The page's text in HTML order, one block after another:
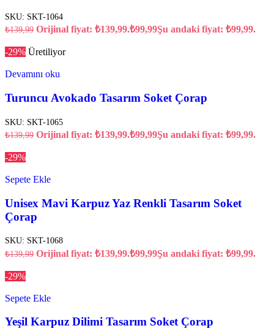
SKU: SKT-1064
₺139,99 Orijinal fiyat: ₺139,99.₺99,99Şu andaki fiyat: ₺99,99.
-29% Üretiliyor
Devamını oku
Turuncu Avokado Tasarım Soket Çorap
SKU: SKT-1065
₺139,99 Orijinal fiyat: ₺139,99.₺99,99Şu andaki fiyat: ₺99,99.
-29%
Sepete Ekle
Unisex Mavi Karpuz Yaz Renkli Tasarım Soket
Çorap
SKU: SKT-1068
₺139,99 Orijinal fiyat: ₺139,99.₺99,99Şu andaki fiyat: ₺99,99.
-29%
Sepete Ekle
Yeşil Karpuz Dilimi Tasarım Soket Çorap